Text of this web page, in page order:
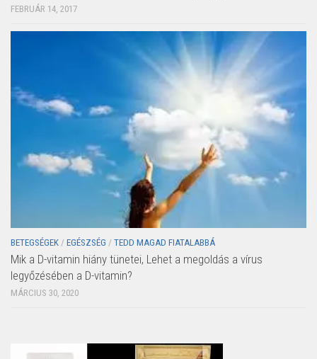
FEBRUÁR 14, 2017
BETEGSÉGEK / EGÉSZSÉG / TEDD MAGAD FIATALABBÁ
Mik a D-vitamin hiány tünetei, Lehet a megoldás a vírus
legyőzésében a D-vitamin?
MÁRCIUS 30, 2020